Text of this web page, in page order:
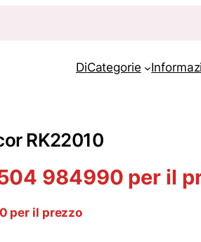
DiCategorie
RK22010
984990 per il
per il prezzo